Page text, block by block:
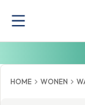
HOME WONEN